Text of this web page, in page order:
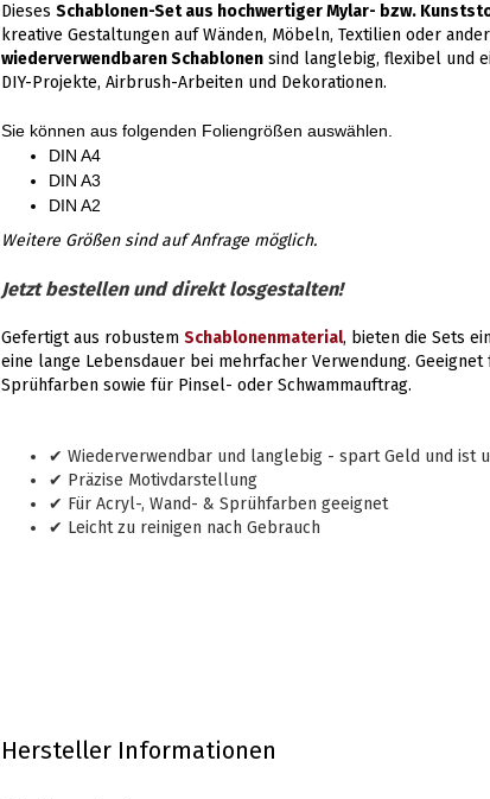
Dieses Schablonen-Set aus hochwertiger Mylar- bzw.
kreative Gestaltungen auf Wänden, Möbeln, Textilien oder
wiederverwendbaren Schablonen sind langlebig, flexibel und
DIY-Projekte, Airbrush-Arbeiten und Dekorationen.
Sie können aus folgenden Foliengrößen auswählen.
DIN A4
DIN A3
DIN A2
Weitere Größen sind auf Anfrage möglich.
Jetzt bestellen und direkt losgestalten!
Gefertigt aus robustem Schablonenmaterial, bieten die Sets
eine lange Lebensdauer bei mehrfacher Verwendung. Geeignet
Sprühfarben sowie für Pinsel- oder Schwammauftrag.
✔ Wiederverwendbar und langlebig - spart Geld und ist
✔ Präzise Motivdarstellung
✔ Für Acryl-, Wand- & Sprühfarben geeignet
✔ Leicht zu reinigen nach Gebrauch
Hersteller Informationen